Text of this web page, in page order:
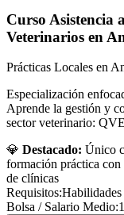
Curso Asistencia
Veterinarios en
Prácticas Locales en
Especialización
Aprende la gestión y
sector veterinario:
💎 Destacado: Único
formación práctica
de clínicas
Requisitos:Habilidades
Bolsa / Salario Medio: